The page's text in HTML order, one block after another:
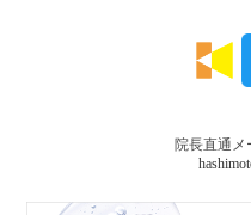
院長直通メ